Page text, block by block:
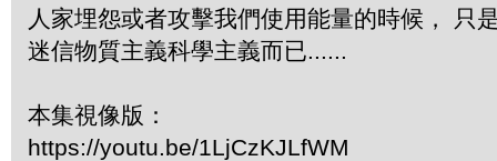
人家埋怨或者攻擊我們使用能量的時候， 只
迷信物質主義科學主義而已......
本集視像版：
https://youtu.be/1LjCzKJLfWM